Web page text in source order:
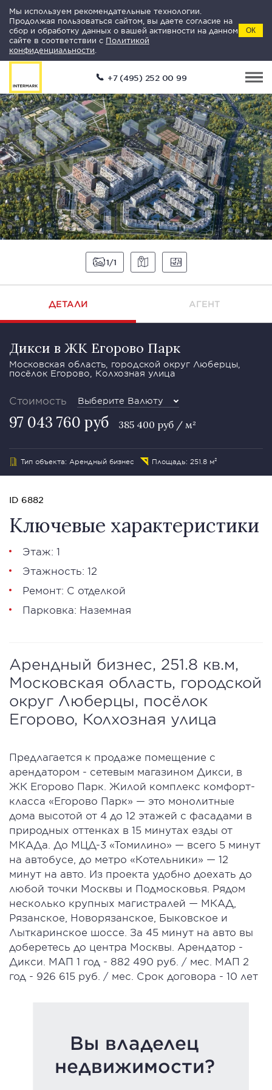
Мы используем рекомендательные технологии.
Продолжая пользоваться сайтом, вы даете согласие на
сбор и обработку данных о вашей активности на данном
сайте в соответствии с Политикой
конфиденциальности
ОК
+7 (495) 252 00 99
1 1
ДЕТАЛИ АГЕНТ
Дикси в ЖК Егорово Парк
Московская область, городской округ Люберцы,
посёлок Егорово, Колхозная улица
Стоимость Выберите Валюту
97 043 760 руб 385 400 руб / м²
Тип объекта: Арендный бизнес Площадь: 251.8 м²
ID 6882
Ключевые характеристики
Этаж: 1
Этажность: 12
Ремонт: С отделкой
Парковка: Наземная
Арендный бизнес, 251.8 кв.м,
Московская область, городской
округ Люберцы, посёлок
Егорово, Колхозная улица
Предлагается к продаже помещение с
арендатором - сетевым магазином Дикси, в
ЖК Егорово Парк. Жилой комплекс комфорт-
класса «Егорово Парк» — это монолитные
дома высотой от 4 до 12 этажей с фасадами в
природных оттенках в 15 минутах езды от
МКАДа. До МЦД-3 «Томилино» — всего 5 минут
на автобусе, до метро «Котельники» — 12
минут на авто. Из проекта удобно доехать до
любой точки Москвы и Подмосковья. Рядом
несколько крупных магистралей — МКАД,
Рязанское, Новорязанское, Быковское и
Лыткаринское шоссе. За 45 минут на авто вы
доберетесь до центра Москвы. Арендатор -
Дикси. МАП 1 год - 882 490 руб. / мес. МАП 2
год - 926 615 руб. / мес. Срок договора - 10 лет
Вы владелец
недвижимости?